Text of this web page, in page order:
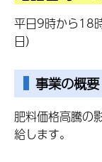
平日9時から18
日）
事業の概要
肥料価格高騰の
給します。